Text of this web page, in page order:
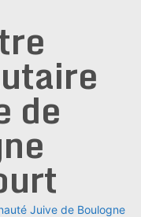
de
Juive de Boulogne